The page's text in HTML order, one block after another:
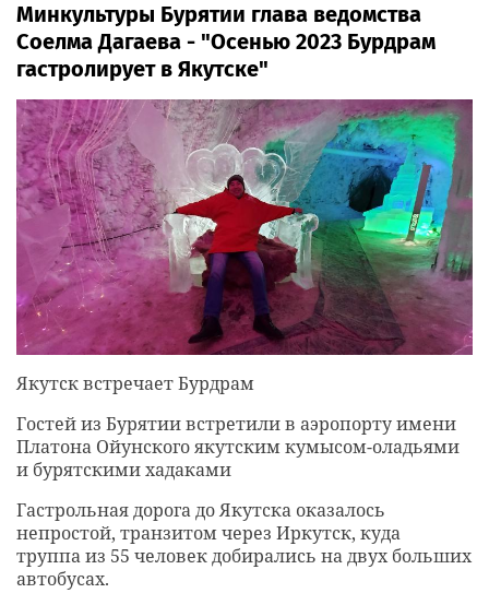
Минкультуры Бурятии глава ведомства
Соелма Дагаева - "Осенью 2023 Бурдрам
гастролирует в Якутске"
Якутск встречает Бурдрам
Гостей из Бурятии встретили в аэропорту имени
Платона Ойунского якутским кумысом-оладьями
и бурятскими хадаками
Гастрольная дорога до Якутска оказалось
непростой, транзитом через Иркутск, куда
труппа из 55 человек добирались на двух больших
автобусах.